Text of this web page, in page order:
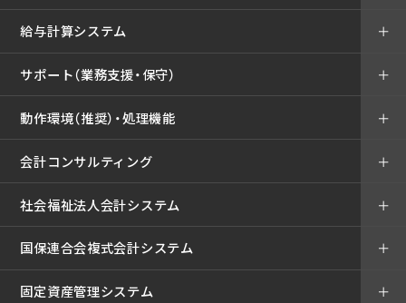
給与計算システム ＋
サポート（業務支援・保守） ＋
動作環境（推奨）・処理機能 ＋
会計コンサルティング ＋
社会福祉法人会計システム ＋
国保連合会複式会計システム ＋
固定資産管理システム ＋